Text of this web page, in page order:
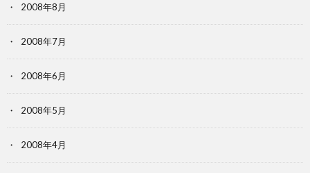
2008年8月
2008年7月
2008年6月
2008年5月
2008年4月